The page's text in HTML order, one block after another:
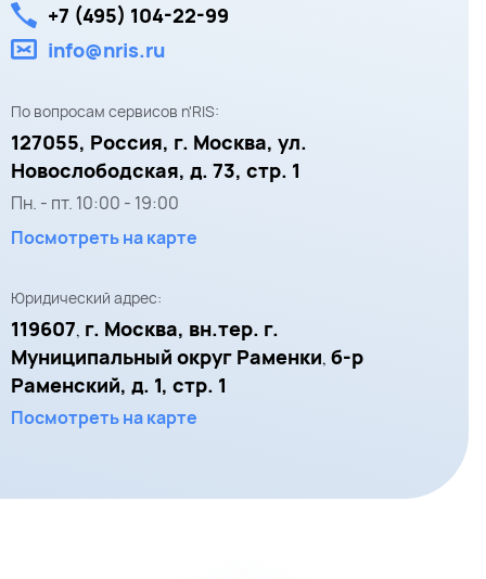
+7 (495) 104-22-99
info@nris.ru
По вопросам сервисов n'RIS:
127055, Россия, г. Москва, ул.
Новослободская, д. 73, стр. 1
Пн. - пт. 10:00 - 19:00
Посмотреть на карте
Юридический адрес:
119607, г. Москва, вн.тер. г.
Муниципальный округ Раменки, б-р
Раменский, д. 1, стр. 1
Посмотреть на карте